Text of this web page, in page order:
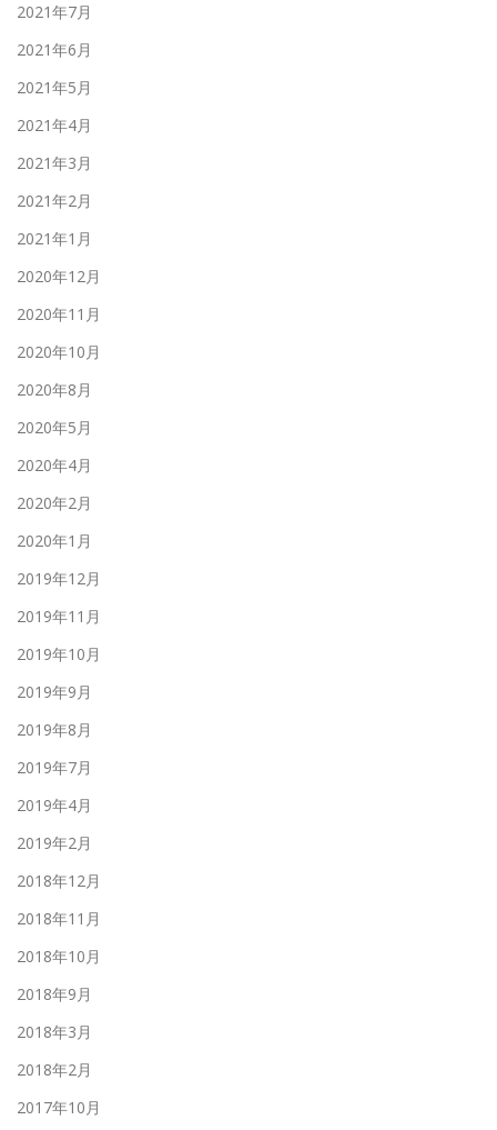
2021年7月
2021年6月
2021年5月
2021年4月
2021年3月
2021年2月
2021年1月
2020年12月
2020年11月
2020年10月
2020年8月
2020年5月
2020年4月
2020年2月
2020年1月
2019年12月
2019年11月
2019年10月
2019年9月
2019年8月
2019年7月
2019年4月
2019年2月
2018年12月
2018年11月
2018年10月
2018年9月
2018年3月
2018年2月
2017年10月